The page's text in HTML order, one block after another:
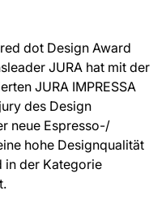
dot Design Award
JURA hat mit der
JURA IMPRESSA
des Design
neue Espresso-/
hohe Designqualität
in der Kategorie